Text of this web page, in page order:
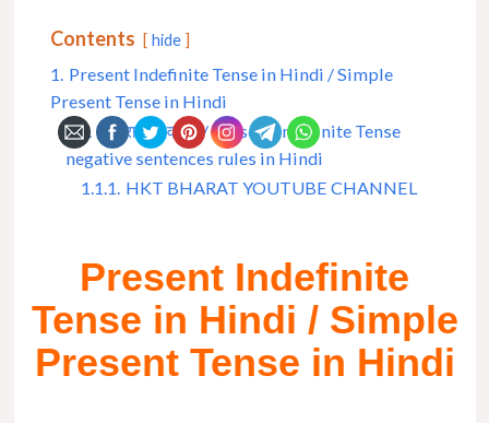
Contents hide
1. Present Indefinite Tense in Hindi / Simple
Present Tense in Hindi
1.1. नकारात्मक वाक्य / Present Indefinite Tense
negative sentences rules in Hindi
1.1.1. HKT BHARAT YOUTUBE CHANNEL
Present Indefinite
Tense in Hindi / Simple
Present Tense in Hindi